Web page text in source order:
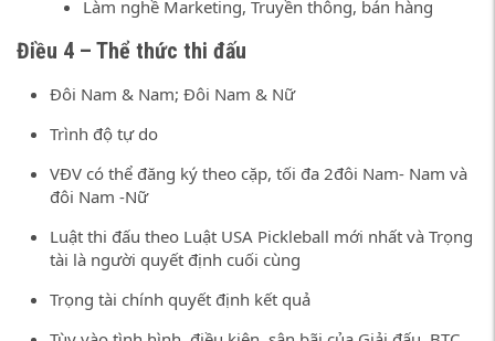
Làm nghề Marketing, Truyền thông, bán hàng
Điều 4 – Thể thức thi đấu
Đôi Nam & Nam; Đôi Nam & Nữ
Trình độ tự do
VĐV có thể đăng ký theo cặp, tối đa 2đôi Nam- Nam và
đôi Nam -Nữ
Luật thi đấu theo Luật USA Pickleball mới nhất và Trọng
tài là người quyết định cuối cùng
Trọng tài chính quyết định kết quả